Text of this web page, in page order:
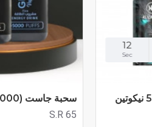
11
Sec
سحبة جاست (5000 سحبة) 30 نيكوتين
S.R 65